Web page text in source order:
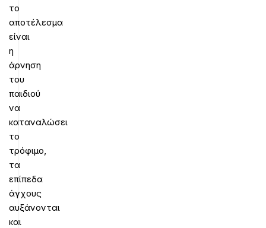
το
αποτέλεσμα
είναι
η
άρνηση
του
παιδιού
να
καταναλώσει
το
τρόφιμο,
τα
επίπεδα
άγχους
αυξάνονται
και